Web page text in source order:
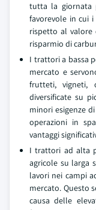
tutta la giornata
favorevole in cui
rispetto al
risparmio di
I trattori a bassa
mercato e
frutteti, vigneti,
diversificate su
minori esigenze
operazioni in
vantaggi
I trattori ad alta
agricole su larga
lavori nei campi
mercato. Questo
causa delle